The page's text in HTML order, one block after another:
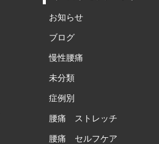
お知らせ
ブログ
慢性腰痛
未分類
症例別
腰痛 ストレッチ
腰痛 セルフケア